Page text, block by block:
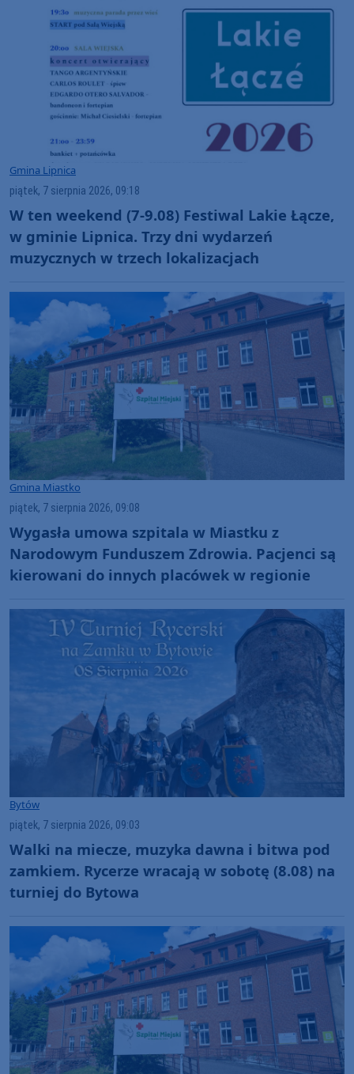
Gmina Lipnica
piątek, 7 sierpnia 2026, 09:18
W ten weekend (7-9.08) Festiwal Lakie Łącze,
w gminie Lipnica. Trzy dni wydarzeń
muzycznych w trzech lokalizacjach
Gmina Miastko
piątek, 7 sierpnia 2026, 09:08
Wygasła umowa szpitala w Miastku z
Narodowym Funduszem Zdrowia. Pacjenci są
kierowani do innych placówek w regionie
Bytów
piątek, 7 sierpnia 2026, 09:03
Walki na miecze, muzyka dawna i bitwa pod
zamkiem. Rycerze wracają w sobotę (8.08) na
turniej do Bytowa